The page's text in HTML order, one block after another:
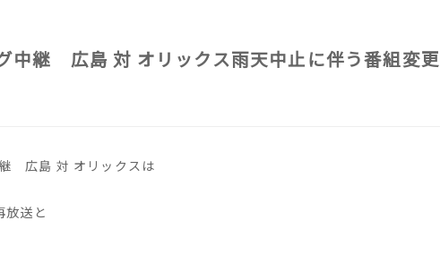
中継 広島 対 オリックス雨天中止に伴う番組変更
広島 対 オリックスは
送と